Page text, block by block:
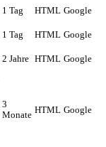
1 Tag HTML Google
1 Tag HTML Google
2 Jahre HTML Google
3
Monate HTML Google